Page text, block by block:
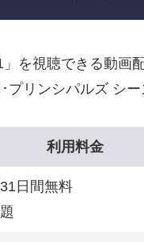
を視聴できる動画
リンシパルズ シー
利用料金
日間無料